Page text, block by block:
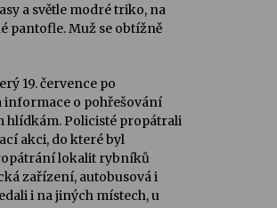
a světle modré triko, na
pantofle. Muž se obtížně
19. července po
informace o pohřešování
hlídkám. Policisté propátrali
akci, do které byl
lokalit rybníků
zařízení, autobusová i
i na jiných místech, u